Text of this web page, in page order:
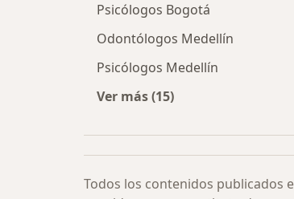
Psicólogos Bogotá
Odontólogos Medellín
Psicólogos Medellín
Ver más (15)
Todos los contenidos publicados